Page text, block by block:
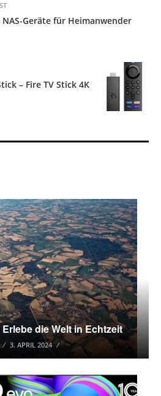
Geräte für Heimanwender
– Fire TV Stick 4K
die Welt in Echtzeit
3. APRIL 2024